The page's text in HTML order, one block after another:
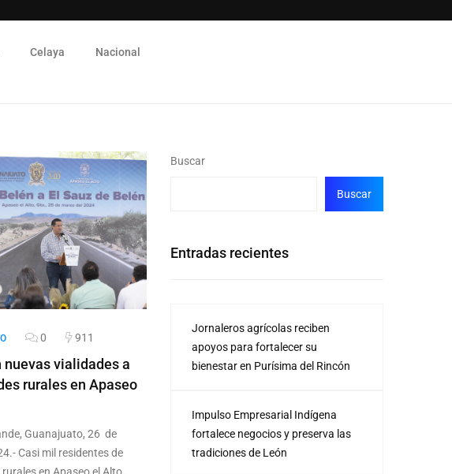
Celaya Nacional
0 911
nuevas vialidades a
rurales en Apaseo
Guanajuato, 26 de
Casi mil residentes de
Buscar
Buscar
Entradas recientes
Jornaleros agrícolas reciben
apoyos para fortalecer su
bienestar en Purísima del Rincón
Impulso Empresarial Indígena
fortalece negocios y preserva las
tradiciones de León